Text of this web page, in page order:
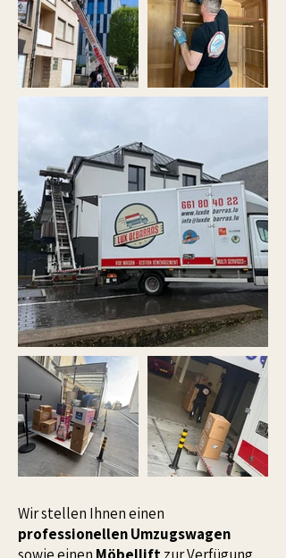
Wir stellen Ihnen einen
professionellen Umzugswagen